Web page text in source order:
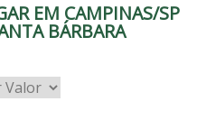
EM CAMPINAS/SP
BÁRBARA